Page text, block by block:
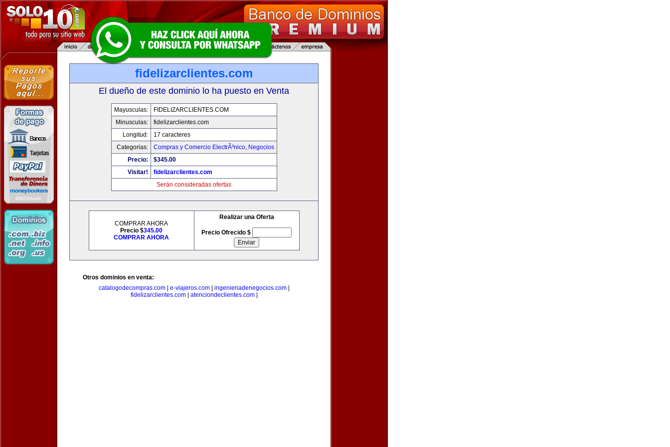
fidelizarclientes.com
El dueño de este dominio lo ha puesto en Venta
Mayusculas:
FIDELIZARCLIENTES.COM
Minusculas:
fidelizarclientes.com
Longitud:
17 caracteres
Categorias:
Compras y Comercio ElectrÃ³nico, Negocios
Precio:
$345.00
Visitar!
fidelizarclientes.com
Serán consideradas ofertas
COMPRAR AHORA
Precio $345.00
COMPRAR AHORA
Realizar una Oferta
Precio Ofrecido $
Otros dominios en venta:
catalogodecompras.com| e-viajeros.com| ingenieriadenegocios.com|
fidelizarclientes.com| atenciondeclientes.com|